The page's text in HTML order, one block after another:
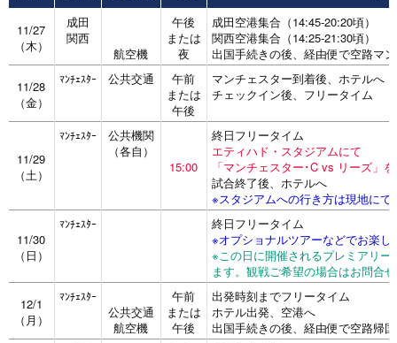
11/27
（木）
成田
関西
航空機
午後
または
夜
成田空港集合（14:45-20:20頃）
関西空港集合（14:25-21:30頃）
出国手続きの後、経由便で空路マ
11/28
（金）
ﾏﾝﾁｪｽﾀｰ 公共交通
午前
または
午後
マンチェスター到着後、ホテルへ
チェックイン後、フリータイム
11/29
（土）
ﾏﾝﾁｪｽﾀｰ
公共機関
（各自）
15:00
終日フリータイム
エティハド・スタジアムにて
「マンチェスター･C vs リーズ」
試合終了後、ホテルへ
※スタジアムへの行き方は現地に
11/30
（日）
ﾏﾝﾁｪｽﾀｰ
終日フリータイム
※オプショナルツアーなどでお楽し
※この日に開催されるプレミアリ
ます。観戦ご希望の場合はお問合
12/1
（月）
ﾏﾝﾁｪｽﾀｰ
公共交通
航空機
午前
または
午後
出発時刻までフリータイム
ホテル出発、空港へ
出国手続きの後、経由便で空路帰